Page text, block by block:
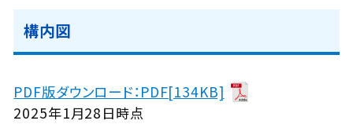
構内図
PDF版ダウンロード：PDF[134KB]
2025年1月28日時点